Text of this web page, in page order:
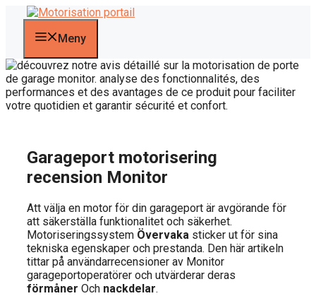
Hoppa
innehåll
Meny
Garageport motorisering
recension Monitor
Att välja en motor för din garageport är avgörande för
att säkerställa funktionalitet och säkerhet.
Motoriseringssystem Övervaka sticker ut för sina
tekniska egenskaper och prestanda. Den här artikeln
tittar på användarrecensioner av Monitor
garageportoperatörer och utvärderar deras
förmåner Och nackdelar.